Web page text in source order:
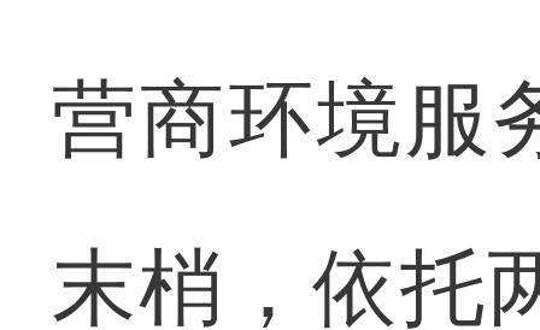
营商环境服
末梢，依托